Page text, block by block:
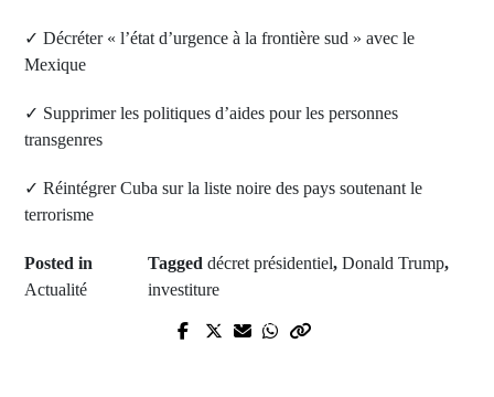
✓ Décréter « l’état d’urgence à la frontière sud » avec le
Mexique
✓ Supprimer les politiques d’aides pour les personnes
transgenres
✓ Réintégrer Cuba sur la liste noire des pays soutenant le
terrorisme
Posted in
Actualité
Tagged décret présidentiel, Donald Trump,
investiture
Prev Post